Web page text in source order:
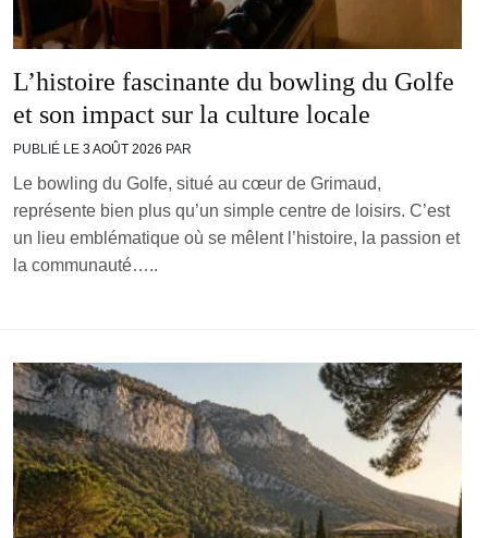
L’histoire fascinante du bowling du Golfe
et son impact sur la culture locale
PUBLIÉ LE 3 AOÛT 2026 PAR
Le bowling du Golfe, situé au cœur de Grimaud,
représente bien plus qu’un simple centre de loisirs. C’est
un lieu emblématique où se mêlent l’histoire, la passion et
la communauté…..